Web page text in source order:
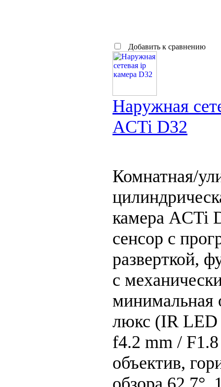
Добавить к сравнению
Наружная
ACTi D32
Комнатная/
камера ACTi
сенсор с
разверткой,
с
минимальная
люкс (IR LED
f4.2 mm /
объектив,